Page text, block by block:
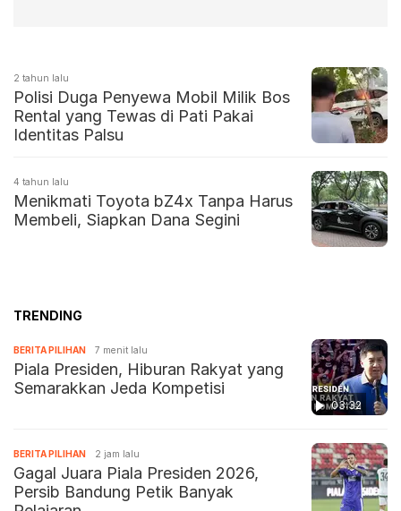
2 tahun lalu
Polisi Duga Penyewa Mobil Milik Bos
Rental yang Tewas di Pati Pakai
Identitas Palsu
4 tahun lalu
Menikmati Toyota bZ4x Tanpa Harus
Membeli, Siapkan Dana Segini
TRENDING
03:32
BERITA PILIHAN 7 menit lalu
Piala Presiden, Hiburan Rakyat yang
Semarakkan Jeda Kompetisi
BERITA PILIHAN 2 jam lalu
Gagal Juara Piala Presiden 2026,
Persib Bandung Petik Banyak